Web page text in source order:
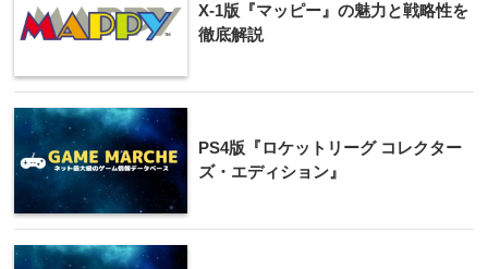
X-1版『マッピー』の魅力と戦略性を
徹底解説
PS4版『ロケットリーグ コレクター
ズ・エディション』